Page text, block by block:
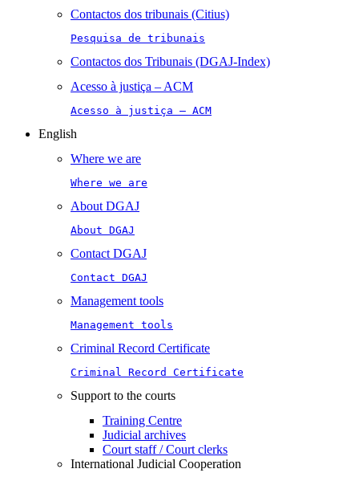
Contactos dos tribunais (Citius)
Pesquisa de tribunais
Contactos dos Tribunais (DGAJ-Index)
Acesso à justiça – ACM
Acesso à justiça – ACM
English
Where we are
Where we are
About DGAJ
About DGAJ
Contact DGAJ
Contact DGAJ
Management tools
Management tools
Criminal Record Certificate
Criminal Record Certificate
Support to the courts
Training Centre
Judicial archives
Court staff / Court clerks
International Judicial Cooperation